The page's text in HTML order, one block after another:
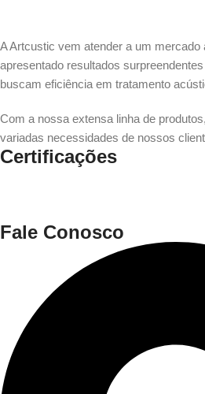
A Artcustic vem atender a um
apresentado resultados
buscam eficiência em tratamento
Com a nossa extensa linha de
variadas necessidades de nossos
Certificações
Fale Conosco